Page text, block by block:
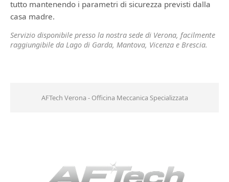
tutto mantenendo i parametri di sicurezza previsti dalla
casa madre.
Servizio disponibile presso la nostra sede di Verona, facilmente
raggiungibile da Lago di Garda, Mantova, Vicenza e Brescia.
AFTech Verona - Officina Meccanica Specializzata